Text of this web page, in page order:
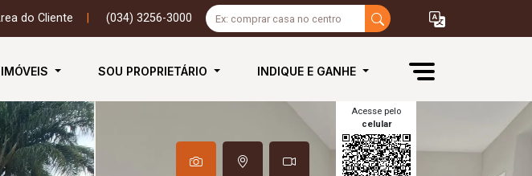
do Cliente (034) 3256-3000
IMÓVEIS SOU PROPRIETÁRIO INDIQUE E GANHE
Acesse pelo
celular